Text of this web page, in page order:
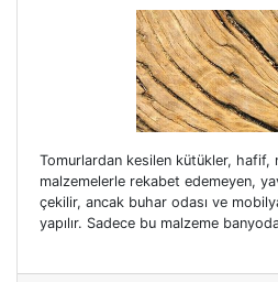
Tomurlardan kesilen kütükler, hafif,
malzemelerle rekabet edemeyen,
çekilir, ancak buhar odası ve
yapılır. Sadece bu malzeme